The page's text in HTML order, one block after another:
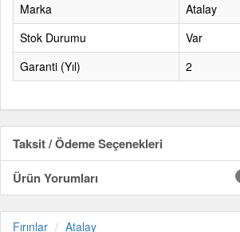
Marka
Atalay
Stok Durumu
Var
Garanti (Yıl)
2
Taksit / Ödeme Seçenekleri
Ürün Yorumları
Fırınlar Atalay